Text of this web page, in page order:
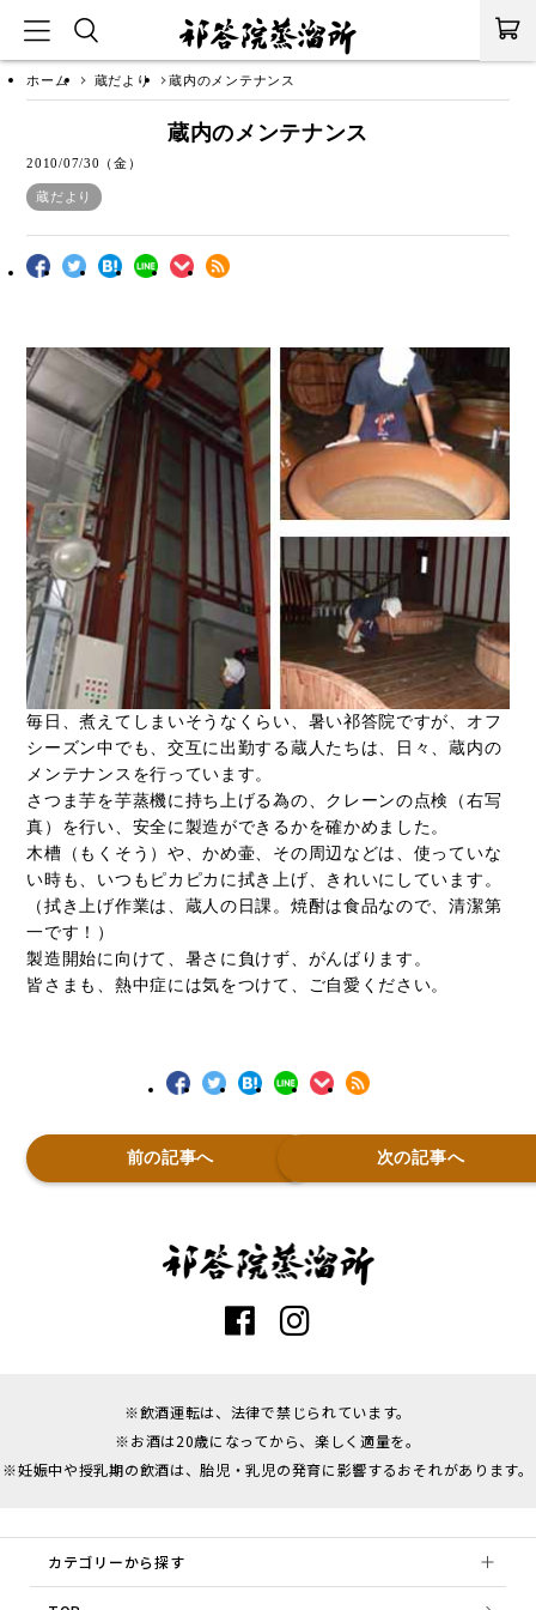
ホーム 蔵だより 蔵内のメンテナンス
蔵内のメンテナンス
2010/07/30（金）
蔵だより
毎日、煮えてしまいそうなくらい、暑い祁答院ですが、オフ
シーズン中でも、交互に出勤する蔵人たちは、日々、蔵内の
メンテナンスを行っています。
さつま芋を芋蒸機に持ち上げる為の、クレーンの点検（右写
真）を行い、安全に製造ができるかを確かめました。
木槽（もくそう）や、かめ壷、その周辺などは、使っていな
い時も、いつもピカピカに拭き上げ、きれいにしています。
（拭き上げ作業は、蔵人の日課。焼酎は食品なので、清潔第
一です！）
製造開始に向けて、暑さに負けず、がんばります。
皆さまも、熱中症には気をつけて、ご自愛ください。
前の記事へ 次の記事へ
※飲酒運転は、法律で禁じられています。
※お酒は20歳になってから、楽しく適量を。
※妊娠中や授乳期の飲酒は、胎児・乳児の発育に影響するおそれがあります。
カテゴリーから探す